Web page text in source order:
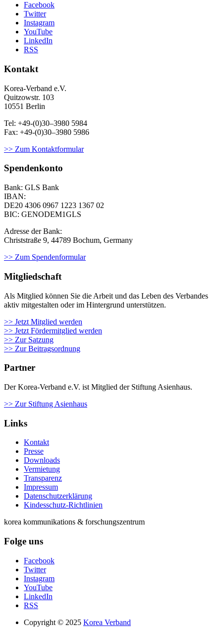
Facebook
Twitter
Instagram
YouTube
LinkedIn
RSS
Kontakt
Korea-Ver­band e.V.
Quitzowstr. 103
10551 Berlin
Tel: +49-(0)30–3980 5984
Fax: +49-(0)30–3980 5986
>> Zum Kontaktformular
Spendenkonto
Bank: GLS Bank
IBAN:
DE20 4306 0967 1223 1367 02
BIC: GENODEM1GLS
Adresse der Bank:
Christstraße 9, 44789 Bochum, Germany
>> Zum Spendenformular
Mitgliedschaft
Als Mit­glied kön­nen Sie die Arbeit und das Leben des Ver­ban­des
aktiv mit­ge­stal­ten oder im Hin­ter­grund unter­stüt­zen.
>> Jetzt Mitglied werden
>> Jetzt Fördermitglied werden
>> Zur Satzung
>> Zur Beitragsordnung
Partner
Der Korea-Verband e.V. ist Mitglied der Stiftung Asienhaus.
>> Zur Stiftung Asienhaus
Links
Kontakt
Presse
Downloads
Vermietung
Transparenz
Impressum
Datenschutzerklärung
Kindesschutz-Richtlinien
korea kommunikations & forschungszentrum
Folge uns
Facebook
Twitter
Instagram
YouTube
LinkedIn
RSS
Copyright © 2025 Korea Verband